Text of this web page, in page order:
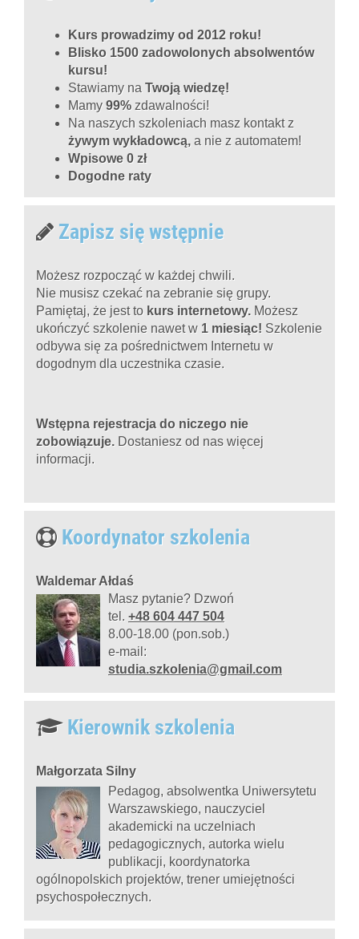
Kurs prowadzimy od 2012 roku!
Blisko 1500 zadowolonych absolwentów
kursu!
Stawiamy na Twoją wiedzę!
Mamy 99% zdawalności!
Na naszych szkoleniach masz kontakt z
żywym wykładowcą, a nie z automatem!
Wpisowe 0 zł
Dogodne raty
Zapisz się wstępnie
Możesz rozpocząć w każdej chwili.
Nie musisz czekać na zebranie się grupy.
Pamiętaj, że jest to kurs internetowy. Możesz
ukończyć szkolenie nawet w 1 miesiąc! Szkolenie
odbywa się za pośrednictwem Internetu w
dogodnym dla uczestnika czasie.
Wstępna rejestracja do niczego nie
zobowiązuje. Dostaniesz od nas więcej
informacji.
Koordynator szkolenia
Waldemar Ałdaś
Masz pytanie? Dzwoń
tel. +48 604 447 504
8.00-18.00 (pon.sob.)
e-mail:
studia.szkolenia@gmail.com
Kierownik szkolenia
Małgorzata Silny
Pedagog, absolwentka Uniwersytetu
Warszawskiego, nauczyciel
akademicki na uczelniach
pedagogicznych, autorka wielu
publikacji, koordynatorka
ogólnopolskich projektów, trener umiejętności
psychospołecznych.